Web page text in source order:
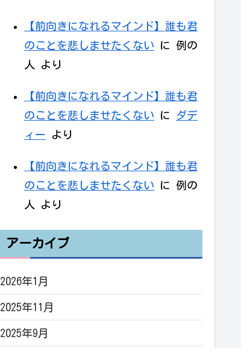
【前向きになれるマインド】誰も君
のことを悲しませたくない に 例の
人
より
【前向きになれるマインド】誰も君
のことを悲しませたくない に
ダデ
ィー
より
【前向きになれるマインド】誰も君
のことを悲しませたくない に 例の
人
より
アーカイブ
2026年1月
2025年11月
2025年9月